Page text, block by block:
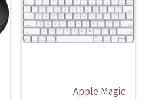
Apple Magic